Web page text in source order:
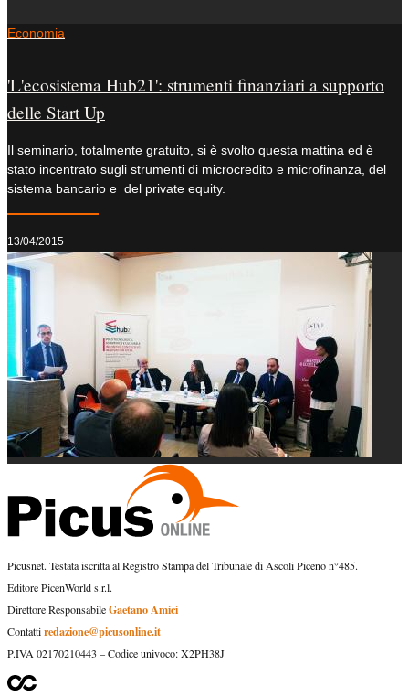
Economia
'L'ecosistema Hub21': strumenti finanziari a supporto
delle Start Up
Il seminario, totalmente gratuito, si è svolto questa mattina ed è
stato incentrato sugli strumenti di microcredito e microfinanza, del
sistema bancario e del private equity.
13/04/2015
Picusnet. Testata iscritta al Registro Stampa del Tribunale di Ascoli Piceno n°485.
Editore PicenWorld s.r.l.
Direttore ResponsabileGaetano Amici
Contattiredazione@picusonline.it
P.IVA 02170210443 – Codice univoco: X2PH38J